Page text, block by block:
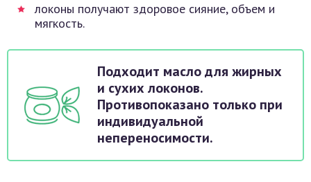
локоны получают здоровое сияние, объем и
мягкость.
Подходит масло для жирных
и сухих локонов.
Противопоказано только при
индивидуальной
непереносимости.